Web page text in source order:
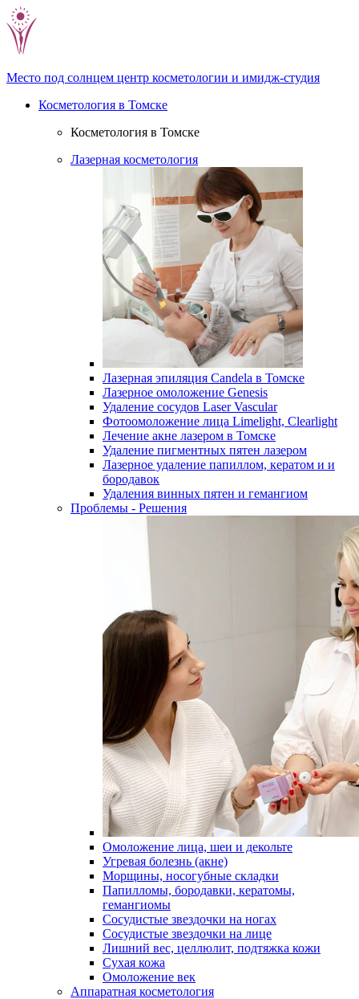
Место под солнцем центр косметологии и имидж-студия
Косметология в Томске
Косметология в Томске
Лазерная косметология
Лазерная эпиляция Candela в Томске
Лазерное омоложение Genesis
Удаление сосудов Laser Vascular
Фотоомоложение лица Limelight, Clearlight
Лечение акне лазером в Томске
Удаление пигментных пятен лазером
Лазерное удаление папиллом, кератом и и
бородавок
Удаления винных пятен и гемангиом
Проблемы - Решения
Омоложение лица, шеи и декольте
Угревая болезнь (акне)
Морщины, носогубные складки
Папилломы, бородавки, кератомы,
гемангиомы
Сосудистые звездочки на ногах
Сосудистые звездочки на лице
Лишний вес, целлюлит, подтяжка кожи
Сухая кожа
Омоложение век
Аппаратная косметология